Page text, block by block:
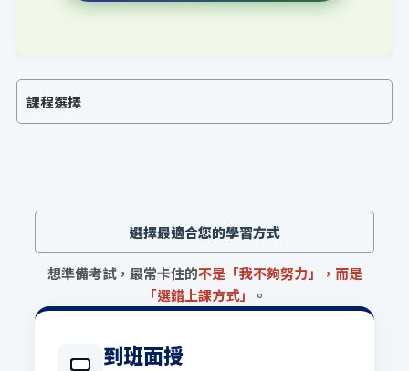
課程選擇
選擇最適合您的學習方式
想準備考試，最常卡住的不是「我不夠努力」，而是
「選錯上課方式」
。
到班面授